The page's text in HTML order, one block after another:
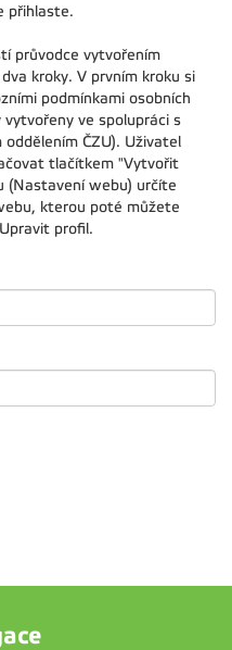
přihlaste.
průvodce vytvořením
kroky. V prvním kroku si
podmínkami osobních
ve spolupráci s
ČZU). Uživatel
tlačítkem "Vytvořit
(Nastavení webu) určíte
kterou poté můžete
profil.